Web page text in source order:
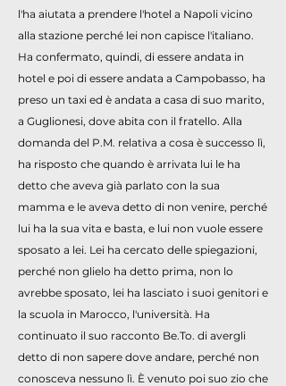
l'ha aiutata a prendere l'hotel a Napoli vicino
alla stazione perché lei non capisce l'italiano.
Ha confermato, quindi, di essere andata in
hotel e poi di essere andata a Campobasso, ha
preso un taxi ed è andata a casa di suo marito,
a Guglionesi, dove abita con il fratello. Alla
domanda del P.M. relativa a cosa è successo lì,
ha risposto che quando è arrivata lui le ha
detto che aveva già parlato con la sua
mamma e le aveva detto di non venire, perché
lui ha la sua vita e basta, e lui non vuole essere
sposato a lei. Lei ha cercato delle spiegazioni,
perché non glielo ha detto prima, non lo
avrebbe sposato, lei ha lasciato i suoi genitori e
la scuola in Marocco, l'università. Ha
continuato il suo racconto Be.To. di avergli
detto di non sapere dove andare, perché non
conosceva nessuno lì. È venuto poi suo zio che